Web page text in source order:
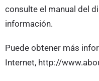
consulte el manual del
información.
Puede obtener más
Internet, http://